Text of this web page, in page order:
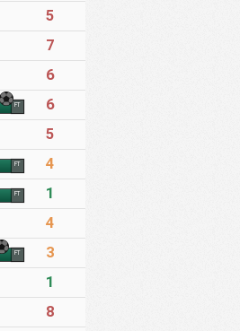
5
7
6
FT 6
5
FT 4
FT 1
4
FT 3
1
8